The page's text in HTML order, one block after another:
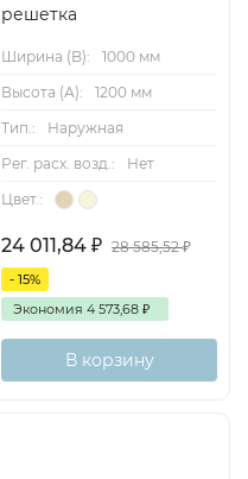
решетка
Ширина (B):
1000 мм
Высота (А):
1200 мм
Тип.:
Наружная
Рег. расх. возд.:
Нет
Цвет.:
24 011,84 ₽ 28 585,52₽
- 15%
Экономия 4 573,68 ₽
В корзину